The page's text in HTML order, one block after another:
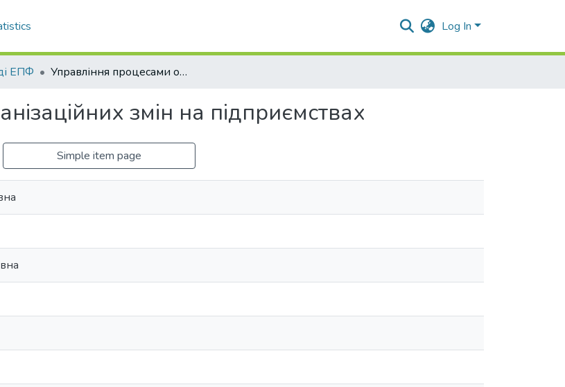
Log In
ЕПФ Управління процесами організаційних змін на підприємствах
змін на підприємствах
Simple item page